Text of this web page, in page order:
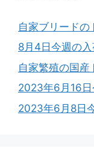
自家ブリードの
8月4日今週の
自家繁殖の国産
2023年6月16
2023年6月8日